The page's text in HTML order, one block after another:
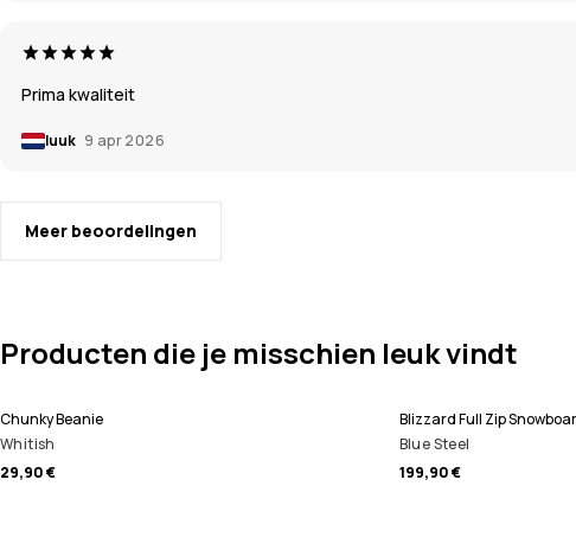
Prima kwaliteit
luuk 9 apr 2026
Meer beoordelingen
Producten die je misschien leuk vindt
Chunky Beanie
Whitish
29,90 €
Blizzard Full Zip
Blue Steel
199,90 €